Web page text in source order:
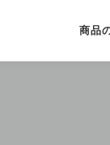
商品